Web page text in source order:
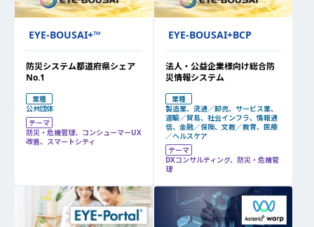
EYE-BOUSAI+™
防災システム都道府県シェア
No.1
業種
公共団体
テーマ
防災・危機管理、コンシューマーUX
改善、スマートシティ
EYE-BOUSAI+BCP
法人・公益企業様向け総合防
災情報システム
業種
製造業、流通／卸売、サービス業、
運輸／貿易、社会インフラ、情報通
信、金融／保険、文教／教育、医療
／ヘルスケア
テーマ
DXコンサルティング、防災・危機管
理